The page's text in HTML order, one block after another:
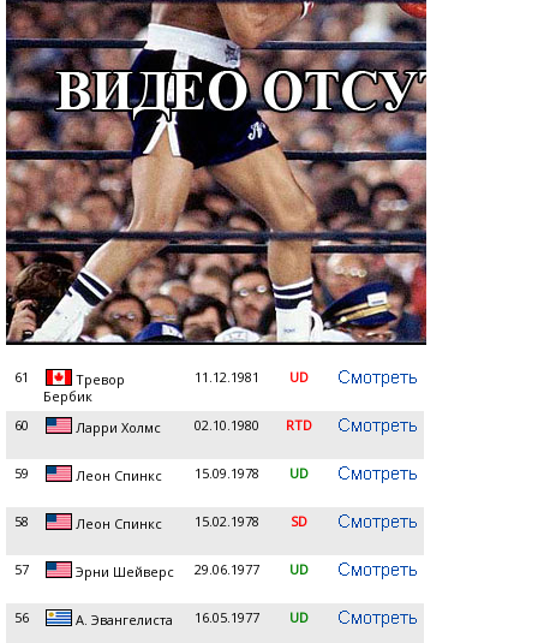
61
Тревор
Бербик
11.12.1981 UD
60 Ларри Холмс 02.10.1980 RTD
59 Леон Спинкс 15.09.1978 UD
58 Леон Спинкс 15.02.1978 SD
57 Эрни Шейверс 29.06.1977 UD
56 А. Эвангелиста 16.05.1977 UD